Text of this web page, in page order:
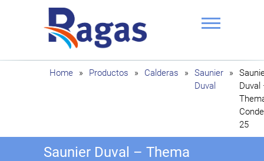
Ragas
Home » Productos » Calderas »
Saunier
Duval
»
Duval
25
Saunier Duval – Thema